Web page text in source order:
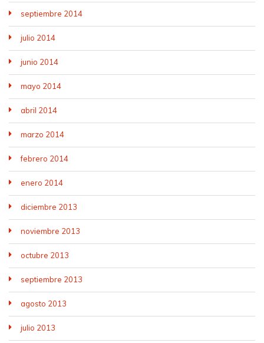
septiembre 2014
julio 2014
junio 2014
mayo 2014
abril 2014
marzo 2014
febrero 2014
enero 2014
diciembre 2013
noviembre 2013
octubre 2013
septiembre 2013
agosto 2013
julio 2013